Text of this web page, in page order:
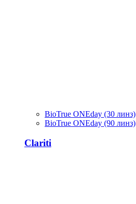
BioTrue ONEday (30 линз)
BioTrue ONEday (90 линз)
Clariti